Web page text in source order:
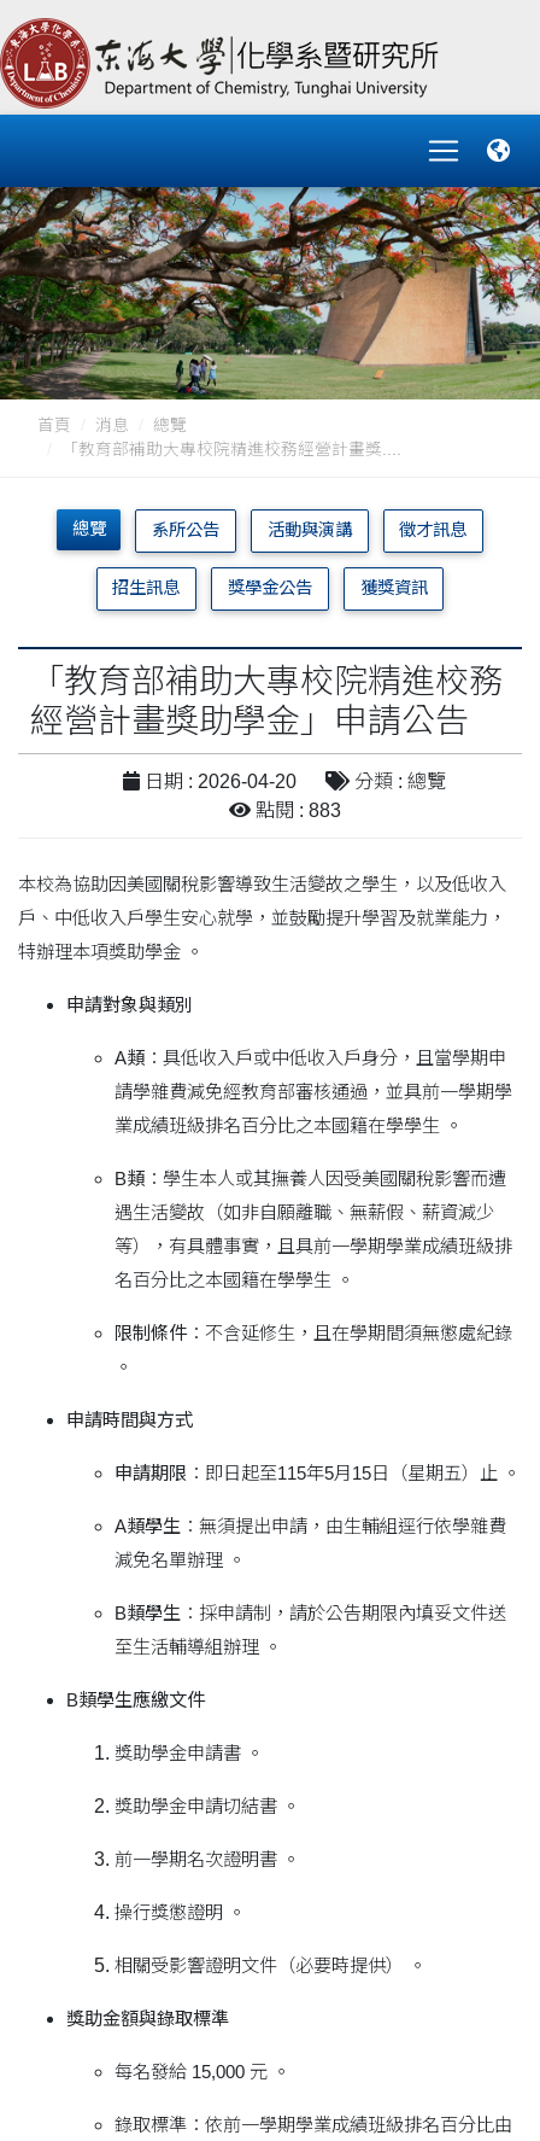
首頁 消息
總覽
「教育部補助大專校院精進校務經營計畫獎....
總覽 系所公告 活動與演講 徵才訊息
招生訊息 獎學金公告 獲獎資訊
「教育部補助大專校院精進校務
經營計畫獎助學金」申請公告
日期 : 2026-04-20
分類 : 總覽
點閱 : 883
本校為協助因美國關稅影響導致生活變故之學生，以及低收入
戶、中低收入戶學生安心就學，並鼓勵提升學習及就業能力，
特辦理本項獎助學金 。
申請對象與類別
A類 ：具低收入戶或中低收入戶身分，且當學期申
請學雜費減免經教育部審核通過，並具前一學期學
業成績班級排名百分比之本國籍在學學生 。
B類 ：學生本人或其撫養人因受美國關稅影響而遭
遇生活變故（如非自願離職、無薪假、薪資減少
等），有具體事實，且具前一學期學業成績班級排
名百分比之本國籍在學學生 。
限制條件：不含延修生，且在學期間須無懲處紀錄
。
申請時間與方式
申請期限 ：即日起至115年5月15日（星期五）止 。
A類學生 ：無須提出申請，由生輔組逕行依學雜費
減免名單辦理 。
B類學生 ：採申請制，請於公告期限內填妥文件送
至生活輔導組辦理 。
B類學生應繳文件
獎助學金申請書 。
獎助學金申請切結書 。
前一學期名次證明書 。
操行獎懲證明 。
相關受影響證明文件（必要時提供） 。
獎助金額與錄取標準
每名發給 15,000 元 。
錄取標準：依前一學期學業成績班級排名百分比由